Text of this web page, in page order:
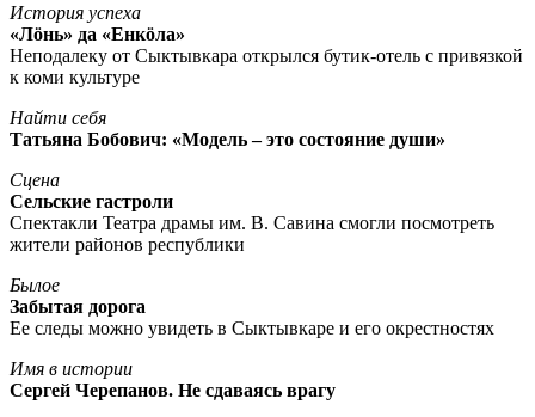
История успеха
«Лöнь» да «Енкöла»
Неподалеку от Сыктывкара открылся бутик-отель с привязкой
к коми культуре
Найти себя
Татьяна Бобович: «Модель – это состояние души»
Сцена
Сельские гастроли
Спектакли Театра драмы им. В. Савина смогли посмотреть
жители районов республики
Былое
Забытая дорога
Ее следы можно увидеть в Сыктывкаре и его окрестностях
Имя в истории
Сергей Черепанов. Не сдаваясь врагу